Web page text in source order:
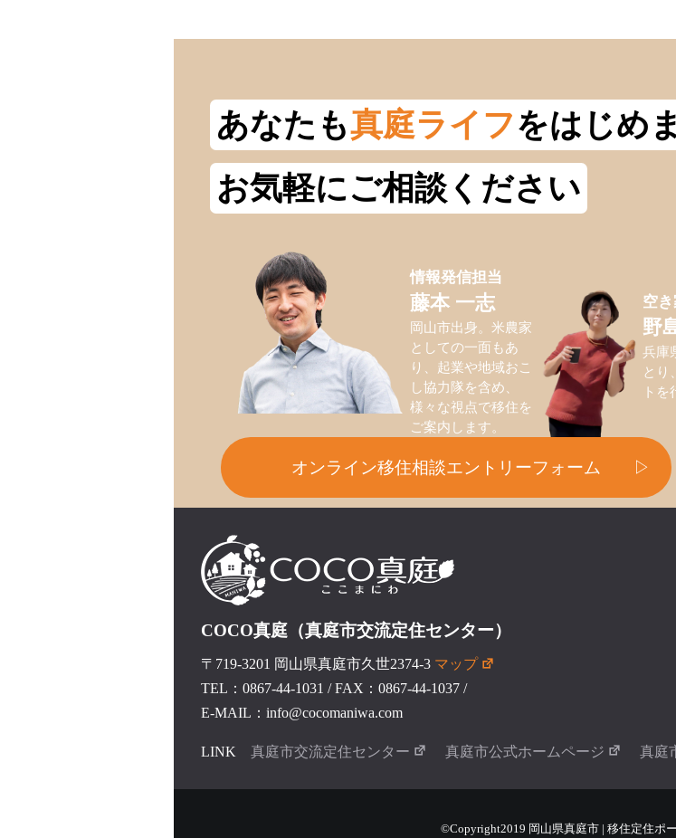
あなたも真庭ライフをはじめ
お気軽にご相談ください
情報発信担当
藤本 一志
岡山市出身。米農家
としての一面もあ
り、起業や地域おこ
し協力隊を含め、
様々な視点で移住を
ご案内します。
空
野
兵庫
とり
トを
オンライン移住相談エントリーフォーム ▷
COCO真庭（真庭市交流定住センター）
〒719-3201 岡山県真庭市久世2374-3 マップ
TEL：0867-44-1031 /FAX：0867-44-1037/
E-MAIL：info@cocomaniwa.com
LINK 真庭市交流定住センター 真庭市公式ホームページ 真庭
©Copyright2019 岡山県真庭市 | 移住定住ポ